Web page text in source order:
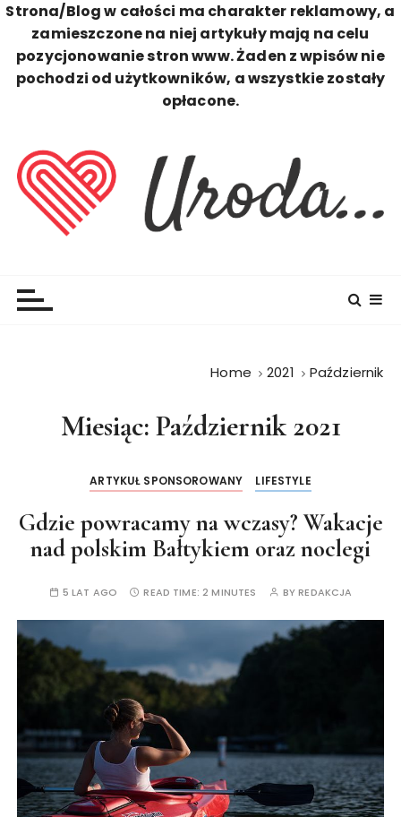
Strona/Blog w całości ma charakter reklamowy, a
zamieszczone na niej artykuły mają na celu
pozycjonowanie stron www. Żaden z wpisów nie
pochodzi od użytkowników, a wszystkie zostały
opłacone.
Home 2021 Październik
Miesiąc: Październik 2021
ARTYKUŁ SPONSOROWANY LIFESTYLE
Gdzie powracamy na wczasy? Wakacje
nad polskim Bałtykiem oraz noclegi
5 LAT AGO READ TIME:2 MINUTES BYREDAKCJA